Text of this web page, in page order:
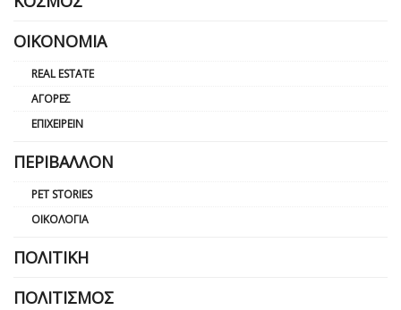
ΟΙΚΟΝΟΜΊΑ
REAL ESTATE
ΑΓΟΡΈΣ
ΕΠΙΧΕΙΡΕΊΝ
ΠΕΡΙΒΆΛΛΟΝ
PET STORIES
ΟΙΚΟΛΟΓΊΑ
ΠΟΛΙΤΙΚΉ
ΠΟΛΙΤΙΣΜΌΣ